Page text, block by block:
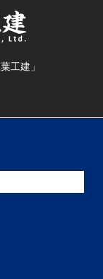
工建」